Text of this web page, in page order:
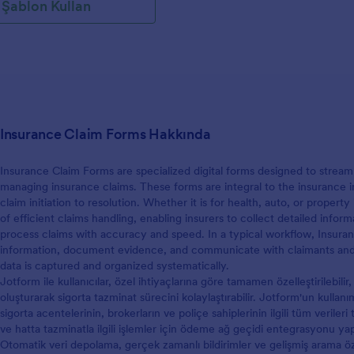
Şablon Kullan
Insurance Claim Forms Hakkında
Insurance Claim Forms are specialized digital forms designed to
managing insurance claims. These forms are integral to the
claim initiation to resolution. Whether it is for health, auto, or
of efficient claims handling, enabling insurers to collect detailed
process claims with accuracy and speed. In a typical workflow,
information, document evidence, and communicate with claimants
data is captured and organized systematically.
Jotform ile kullanıcılar, özel ihtiyaçlarına göre tamamen
oluşturarak sigorta tazminat sürecini kolaylaştırabilir. Jotform'un
sigorta acentelerinin, brokerların ve poliçe sahiplerinin ilgili tüm
ve hatta tazminatla ilgili işlemler için ödeme ağ geçidi entegrasyonu
Otomatik veri depolama, gerçek zamanlı bildirimler ve gelişmiş arama